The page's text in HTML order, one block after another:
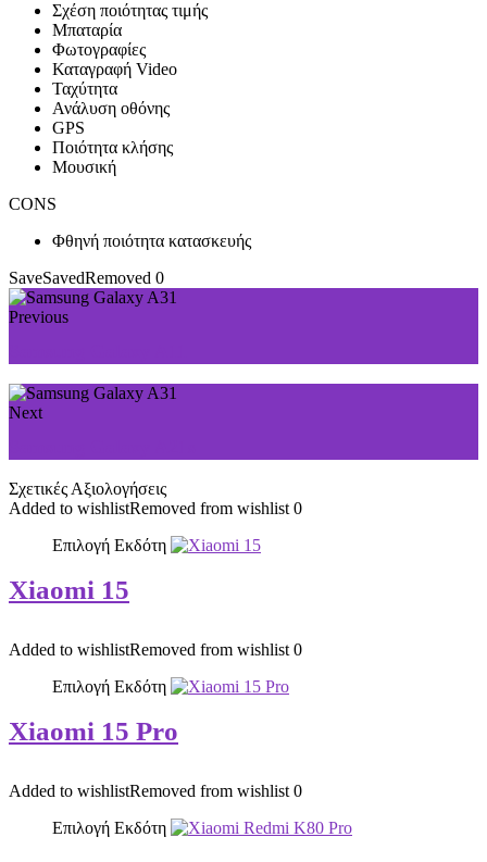
Σχέση ποιότητας τιμής
Μπαταρία
Φωτογραφίες
Καταγραφή Video
Ταχύτητα
Ανάλυση οθόνης
GPS
Ποιότητα κλήσης
Μουσική
CONS
Φθηνή ποιότητα κατασκευής
SaveSavedRemoved 0
Previous
Next
Σχετικές Αξιολογήσεις
Added to wishlistRemoved from wishlist 0
Επιλογή Εκδότη
Xiaomi 15
Added to wishlistRemoved from wishlist 0
Επιλογή Εκδότη
Xiaomi 15 Pro
Added to wishlistRemoved from wishlist 0
Επιλογή Εκδότη